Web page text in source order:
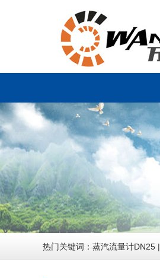
热门关键词： 蒸汽流量计DN25 |